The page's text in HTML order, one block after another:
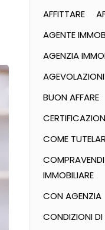
AFFITTARE
AGENTE
AGENZIA
BUON AFFARE
COME
IMMOBILIARE
CON AGENZIA
CONDIZIONI DI